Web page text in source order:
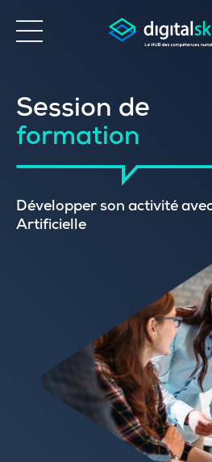
Accessibilité
Session de
formation
Développer son activité
Artificielle